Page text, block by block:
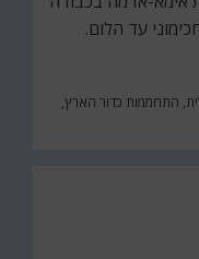
עד הלום.
, התחממות כדור הארץ,